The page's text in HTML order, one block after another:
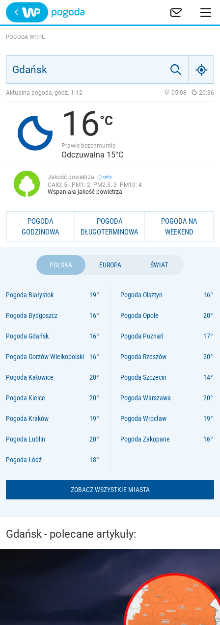
Trwa ładowanie
POLSKA
JAKOŚĆ POWIETRZA
POGODA WP.PL
Aktualna pogoda, godz. 1:12 05:08 20:36
16
Prawie bezchmurnie
Odczuwalna 15°C
Jakość powietrza:
CAIQ: 5 PM1: 2 PM2.5: 3 PM10: 4
Wspaniała jakość powietrza
POGODA
GODZINOWA
POGODA
DŁUGOTERMINOWA
POGODA NA
WEEKEND
POLSKA EUROPA ŚWIAT
Pogoda Białystok
Pogoda Bydgoszcz
Pogoda Gdańsk
Pogoda Gorzów Wielkopolski
Pogoda Katowice
Pogoda Kielce
Pogoda Kraków
Pogoda Lublin
Pogoda Łódź
Pogoda Olsztyn
Pogoda Opole
Pogoda Poznań
Pogoda Rzeszów
Pogoda Szczecin
Pogoda Warszawa
Pogoda Wrocław
Pogoda Zakopane
ZOBACZ WSZYSTKIE MIASTA
Gdańsk - polecane artykuły: